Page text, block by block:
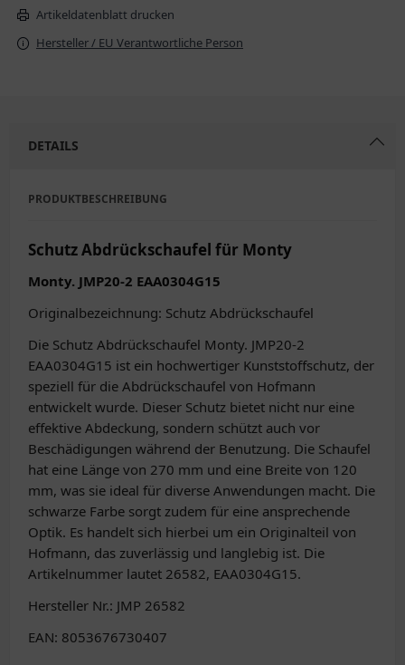
Artikeldatenblatt drucken
Hersteller / EU Verantwortliche Person
DETAILS
PRODUKTBESCHREIBUNG
Schutz Abdrückschaufel für Monty
Monty. JMP20-2 EAA0304G15
Originalbezeichnung: Schutz Abdrückschaufel
Die Schutz Abdrückschaufel Monty. JMP20-2
EAA0304G15 ist ein hochwertiger Kunststoffschutz, der
speziell für die Abdrückschaufel von Hofmann
entwickelt wurde. Dieser Schutz bietet nicht nur eine
effektive Abdeckung, sondern schützt auch vor
Beschädigungen während der Benutzung. Die Schaufel
hat eine Länge von 270 mm und eine Breite von 120
mm, was sie ideal für diverse Anwendungen macht. Die
schwarze Farbe sorgt zudem für eine ansprechende
Optik. Es handelt sich hierbei um ein Originalteil von
Hofmann, das zuverlässig und langlebig ist. Die
Artikelnummer lautet 26582, EAA0304G15.
Hersteller Nr.: JMP 26582
EAN: 8053676730407